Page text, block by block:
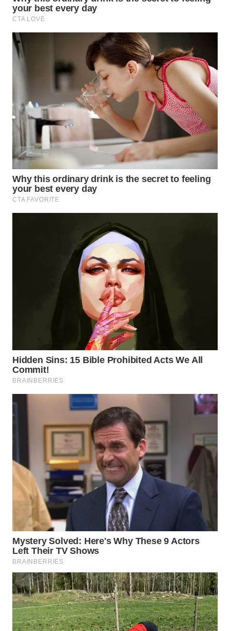
WN
TANJUNG
WN
SIMALUNGUN
WN
LABUHANBATU
WN
TAPANULI
TENGAH
WN
BEKASI
DEPOK
WN
TAPANULI
UTARA
WN
SAMOSIR
WN
PADANG
LAWAS